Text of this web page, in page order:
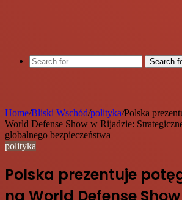
Search
Home/Bliski Wschód/polityka/Polska
World Defense Show w Rijadzie:
globalnego bezpieczeństwa
polityka
Polska prezentuje